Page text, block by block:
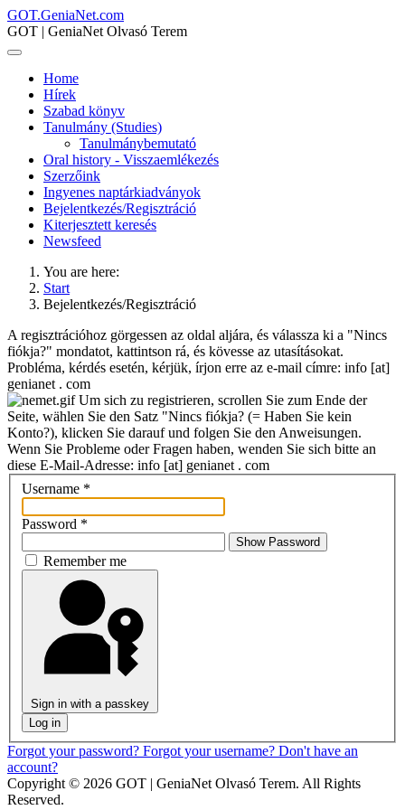
GOT.GeniaNet.com
GOT | GeniaNet Olvasó Terem
Home
Hírek
Szabad könyv
Tanulmány (Studies)
Tanulmánybemutató
Oral history - Visszaemlékezés
Szerzőink
Ingyenes naptárkiadványok
Bejelentkezés/Regisztráció
Kiterjesztett keresés
Newsfeed
You are here:
Start
Bejelentkezés/Regisztráció
A regisztrációhoz görgessen az oldal aljára, és válassza ki a "Nincs
fiókja?" mondatot, kattintson rá, és kövesse az utasításokat.
Probléma, kérdés esetén, kérjük, írjon erre az e-mail címre: info [at]
genianet . com
Um sich zu registrieren, scrollen Sie zum Ende der
Seite, wählen Sie den Satz "Nincs fiókja? (= Haben Sie kein
Konto?), klicken Sie darauf und folgen Sie den Anweisungen.
Wenn Sie Probleme oder Fragen haben, wenden Sie sich bitte an
diese E-Mail-Adresse: info [at] genianet . com
Username *
Password *
Show Password
Remember me
Sign in with a passkey
Log in
Forgot your password? Forgot your username? Don't have an
account?
Copyright © 2026 GOT | GeniaNet Olvasó Terem. All Rights
Reserved.